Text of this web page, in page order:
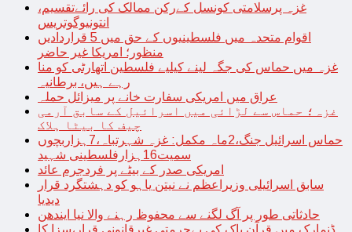
غزہ پرسلامتی کونسل کےرکن ممالک کی رائےتقسیم،
انتونیوگوتریس
اقوام متحدہ میں فلسطینیوں کے حق میں 5 قراردادیں
منظور؛ امریکا غیر حاضر
غزہ میں حماس کی جگہ لینے کیلیے فلسطین اتھارٹی کو منا
رہے ہیں، برطانیہ
عراق میں امریکی سفارت خانے پر میزائل حملہ
غزہ؛ حماس سے لڑائی میں اسرائیل کے سابق آرمی
چیف کا بیٹا ہلاک
حماس اسرائیل جنگ،2ماہ مکمل: غزہ شہرتباہ،7ہزاربچوں
سمیت16ہزارفلسطینی شہید
امریکی صدر کے بیٹے پر فردجرم عائد
سابق اسرائیلی وزیراعظم نے نیتن یاہو کو دہشتگرد قرار
دیدیا
حادثاتی طور پر آگ لگنے سے محفوظ رہنے والا نیا ایندھن
ڈنمارک میں قرآن پاک کی بےحرمتی غیرقانونی قرار،سزا کا